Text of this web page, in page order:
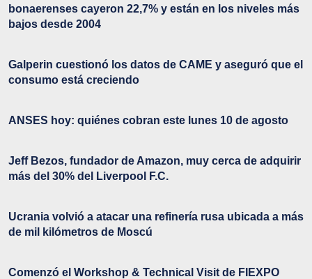
bonaerenses cayeron 22,7% y están en los niveles más
bajos desde 2004
Galperin cuestionó los datos de CAME y aseguró que el
consumo está creciendo
ANSES hoy: quiénes cobran este lunes 10 de agosto
Jeff Bezos, fundador de Amazon, muy cerca de adquirir
más del 30% del Liverpool F.C.
Ucrania volvió a atacar una refinería rusa ubicada a más
de mil kilómetros de Moscú
Comenzó el Workshop & Technical Visit de FIEXPO